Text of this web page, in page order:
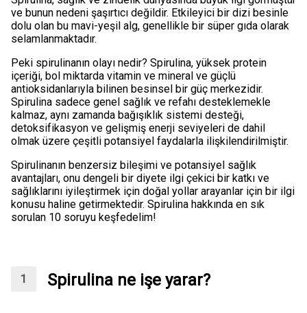
ve bunun nedeni şaşırtıcı değildir. Etkileyici bir dizi besinle
dolu olan bu mavi-yeşil alg, genellikle bir süper gıda olarak
selamlanmaktadır.
Peki spirulinanın olayı nedir? Spirulina, yüksek protein
içeriği, bol miktarda vitamin ve mineral ve güçlü
antioksidanlarıyla bilinen besinsel bir güç merkezidir.
Spirulina sadece genel sağlık ve refahı desteklemekle
kalmaz, aynı zamanda bağışıklık sistemi desteği,
detoksifikasyon ve gelişmiş enerji seviyeleri de dahil
olmak üzere çeşitli potansiyel faydalarla ilişkilendirilmiştir.
Spirulinanın benzersiz bileşimi ve potansiyel sağlık
avantajları, onu dengeli bir diyete ilgi çekici bir katkı ve
sağlıklarını iyileştirmek için doğal yollar arayanlar için bir ilgi
konusu haline getirmektedir. Spirulina hakkında en sık
sorulan 10 soruyu keşfedelim!
Spirulina ne işe yarar?